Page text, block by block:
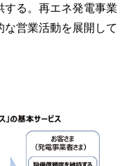
る。再エネ発電事業
営業活動を展開して